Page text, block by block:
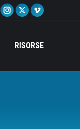
Instagram
opens
new
X
opens
new
Vimeo
opens
new
RISORSE